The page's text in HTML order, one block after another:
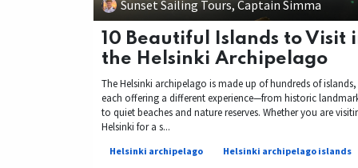
Sunset Sailing Tours, Captain Simma
10 Beautiful Islands to Visit
the Helsinki Archipelago
The Helsinki archipelago is made up of hundreds of islands,
each offering a different experience—from historic
to quiet beaches and nature reserves. Whether you are
Helsinki for a s...
Helsinki archipelago Helsinki archipelago islands